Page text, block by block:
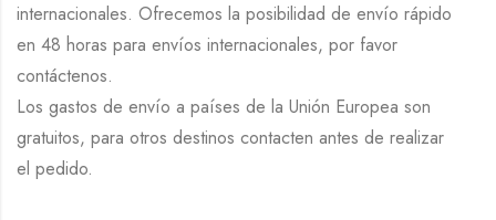
internacionales. Ofrecemos la posibilidad de envío rápido
en 48 horas para envíos internacionales, por favor
contáctenos.
Los gastos de envío a países de la Unión Europea son
gratuitos, para otros destinos contacten antes de realizar
el pedido.